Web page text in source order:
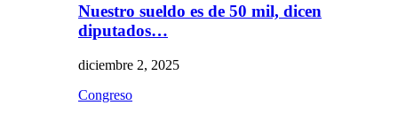
Nuestro sueldo es de 50 mil, dicen
diputados…
diciembre 2, 2025
Congreso